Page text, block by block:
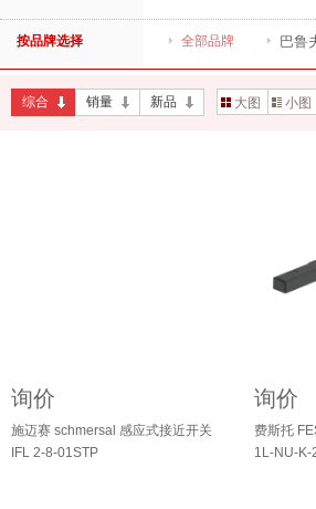
按品牌选择 全部品牌 巴鲁
综合 销量 新品 大图 小图
询价
施迈赛 schmersal 感应式接近开关
IFL 2-8-01STP
询价
费斯托
1L-NU-K-